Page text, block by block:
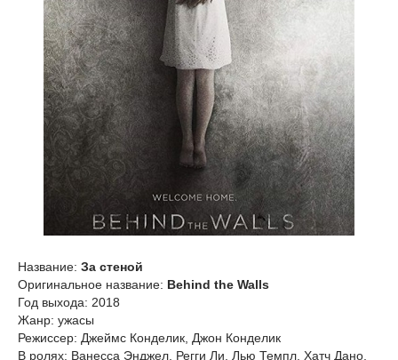
Название: За стеной
Оригинальное название: Behind the Walls
Год выхода: 2018
Жанр: ужасы
Режиссер: Джеймс Конделик, Джон Конделик
В ролях: Ванесса Энджел, Регги Ли, Лью Темпл, Хатч Дано,